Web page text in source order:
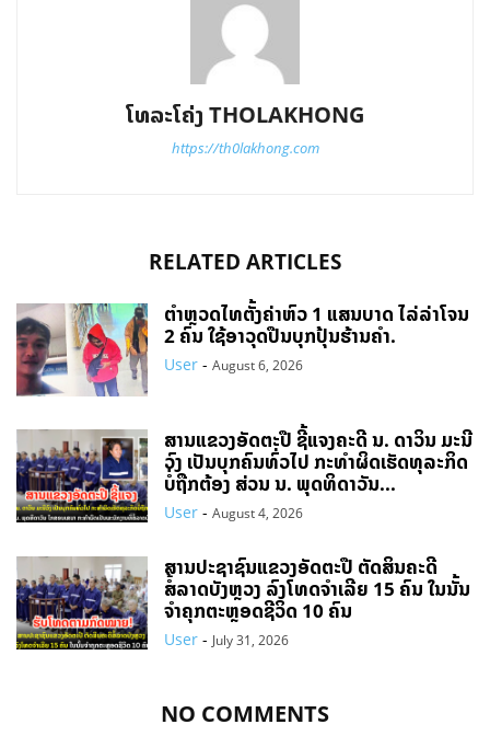
ໂທລະໂຄ່ງ THOLAKHONG
https://th0lakhong.com
RELATED ARTICLES
ຕຳຫຼວດໄທຕັ້ງຄ່າຫົວ 1 ແສນບາດ ໄລ່ລ່າໂຈນ
2 ຄົນ ໃຊ້ອາວຸດປືນບຸກປຸ້ນຮ້ານຄຳ.
User - August 6, 2026
ສານແຂວງອັດຕະປື ຊີ້ແຈງຄະດີ ນ. ດາວິນ ມະນີ
ວົງ ເປັນບຸກຄົນທົ່ວໄປ ກະທຳຜິດເຮັດທຸລະກິດ
ບໍ່ຖືກຕ້ອງ ສ່ວນ ນ. ພຸດທິດາວັນ...
User - August 4, 2026
ສານປະຊາຊົນແຂວງອັດຕະປື ຕັດສິນຄະດີ
ສໍ້ລາດບັງຫຼວງ ລົງໂທດຈຳເລີຍ 15 ຄົນ ໃນນັ້ນ
ຈໍາຄຸກຕະຫຼອດຊີວິດ 10 ຄົນ
User - July 31, 2026
NO COMMENTS